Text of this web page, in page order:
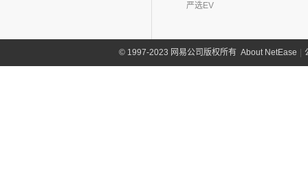
严选EV
©1997-2023 网易公司版权所有 About NetEase